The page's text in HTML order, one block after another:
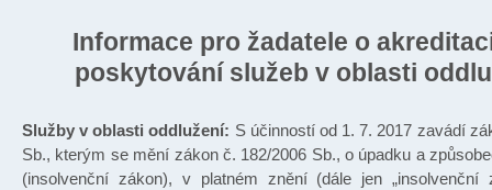
Informace pro žadatele o
poskytování služeb v oblasti
Služby v oblasti oddlužení: S účinností od 1. 7. 2017 zavádí
Sb., kterým se mění zákon č. 182/2006 Sb., o úpadku a
(insolvenční zákon), v platném znění (dále jen „insolvenční